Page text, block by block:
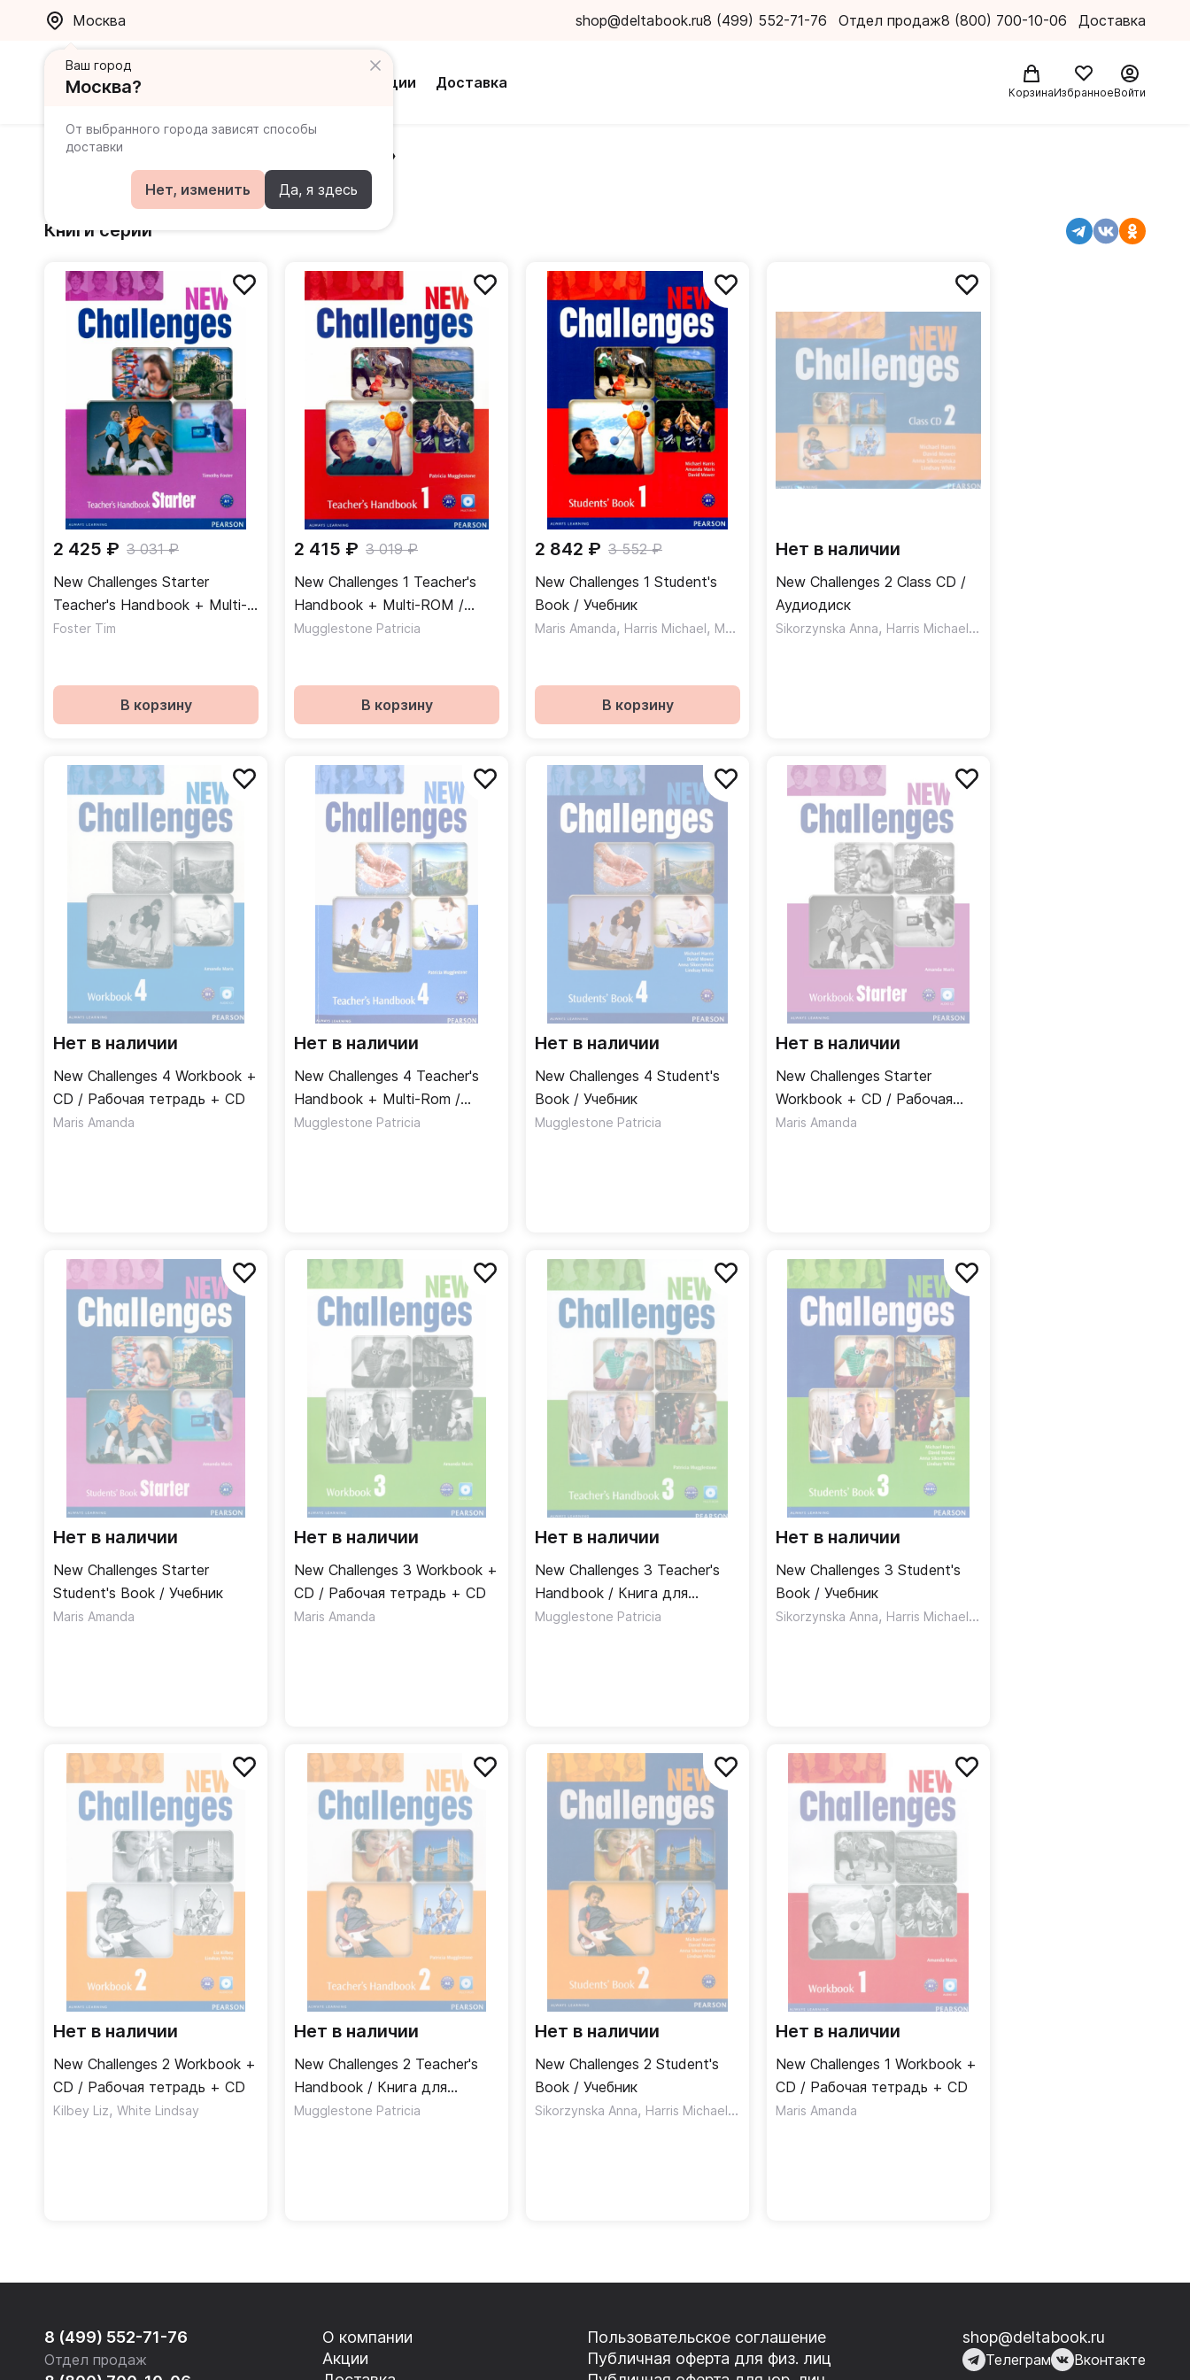
Москва shop@deltabook.ru8 (499) 552-71-76 Отдел продаж8 (800) 700-10-06 Доставка
Акции Доставка
КорзинаИзбранноеВойти
Ваш город
Москва?
От выбранного города зависят способы
доставки
Нет, изменить Да, я здесь
Серия «New Challenges»
Издательство
Книги серии
2 425 ₽ 3 031 ₽
New Challenges Starter
Teacher's Handbook + Multi-
Rom / Книга для учителя
Foster Tim
В корзину
2 415 ₽ 3 019 ₽
New Challenges 1 Teacher's
Handbook + Multi-ROM /
Книга для учителя + Multi-
Mugglestone Patricia
В корзину
2 842 ₽ 3 552 ₽
New Challenges 1 Student's
Book / Учебник
Maris Amanda, Harris Michael, Mower David
В корзину
Нет в наличии
New Challenges 2 Class CD /
Аудиодиск
Sikorzynska Anna, Harris Michael,Mower David
Нет в наличии
New Challenges 4 Workbook +
CD / Рабочая тетрадь + CD
Maris Amanda
Нет в наличии
New Challenges 4 Teacher's
Handbook + Multi-Rom /
Книга для учителя
Mugglestone Patricia
Нет в наличии
New Challenges 4 Student's
Book / Учебник
Mugglestone Patricia
Нет в наличии
New Challenges Starter
Workbook + CD / Рабочая
тетрадь + CD
Maris Amanda
Нет в наличии
New Challenges Starter
Student's Book / Учебник
Maris Amanda
Нет в наличии
New Challenges 3 Workbook +
CD / Рабочая тетрадь + CD
Maris Amanda
Нет в наличии
New Challenges 3 Teacher's
Handbook / Книга для
учителя
Mugglestone Patricia
Нет в наличии
New Challenges 3 Student's
Book / Учебник
Sikorzynska Anna, Harris Michael,Mower David
Нет в наличии
New Challenges 2 Workbook +
CD / Рабочая тетрадь + CD
Kilbey Liz, White Lindsay
Нет в наличии
New Challenges 2 Teacher's
Handbook / Книга для
учителя
Mugglestone Patricia
Нет в наличии
New Challenges 2 Student's
Book / Учебник
Sikorzynska Anna, Harris Michael,Mower David
Нет в наличии
New Challenges 1 Workbook +
CD / Рабочая тетрадь + CD
Maris Amanda
8 (499) 552-71-76
Отдел продаж
О компании
Акции
Пользовательское соглашение
Публичная оферта для физ. лиц
shop@deltabook.ru
Телеграм Вконтакте